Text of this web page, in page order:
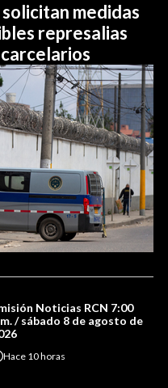
medidas
represalias
Noticias RCN 7:00
/ sábado 8 de agosto de
Hace 10 horas